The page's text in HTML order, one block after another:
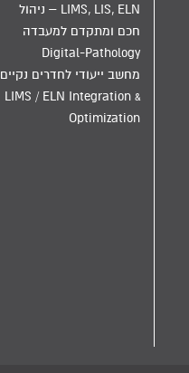
LIMS, LIS, ELN – ניהול
חכם ומתקדם למעבדה
Digital-Pathology
מחשב ייעודי לחדרים נקיים
LIMS / ELN Integration &
Optimization